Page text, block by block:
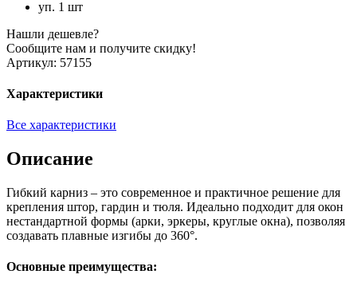
уп. 1 шт
Нашли дешевле?
Сообщите нам и получите скидку!
Артикул: 57155
Характеристики
Все характеристики
Описание
Гибкий карниз – это современное и практичное решение для
крепления штор, гардин и тюля. Идеально подходит для окон
нестандартной формы (арки, эркеры, круглые окна), позволяя
создавать плавные изгибы до 360°.
Основные преимущества: